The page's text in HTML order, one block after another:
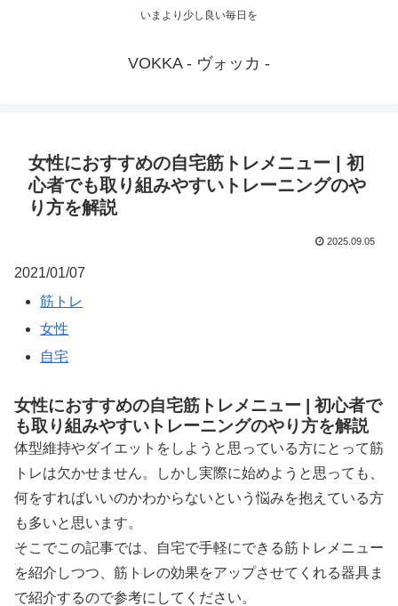
いまより少し良い毎日を
VOKKA - ヴォッカ -
女性におすすめの自宅筋トレメニュー | 初
心者でも取り組みやすいトレーニングのや
り方を解説
2025.09.05
2021/01/07
筋トレ
女性
自宅
女性におすすめの自宅筋トレメニュー | 初心者で
も取り組みやすいトレーニングのやり方を解説
体型維持やダイエットをしようと思っている方にとって筋
トレは欠かせません。しかし実際に始めようと思っても、
何をすればいいのかわからないという悩みを抱えている方
も多いと思います。
そこでこの記事では、自宅で手軽にできる筋トレメニュー
を紹介しつつ、筋トレの効果をアップさせてくれる器具ま
で紹介するので参考にしてください。